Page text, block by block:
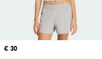
Prix
€ 30